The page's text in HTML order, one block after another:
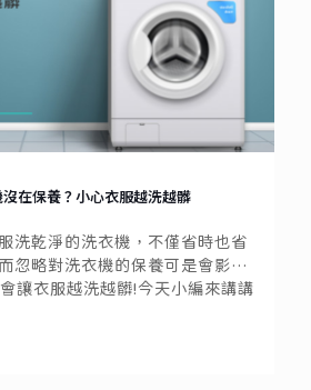
沒在保養？小心衣服越洗越髒
洗乾淨的洗衣機，不僅省時也省
忽略對洗衣機的保養可是會影響
讓衣服越洗越髒!今天小編來講講
養法，一起動起來呵護洗衣機吧